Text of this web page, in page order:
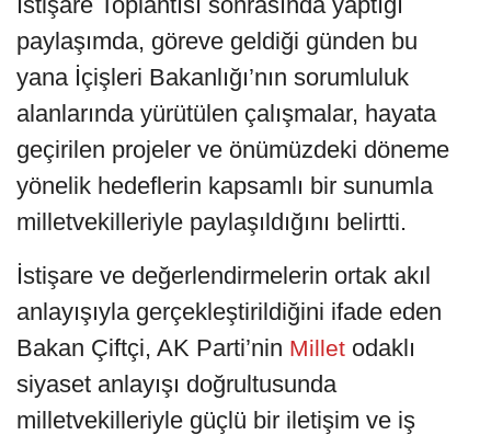
paylaşımda, göreve geldiği günden bu
yana İçişleri Bakanlığı’nın sorumluluk
alanlarında yürütülen çalışmalar, hayata
geçirilen projeler ve önümüzdeki döneme
yönelik hedeflerin kapsamlı bir sunumla
milletvekilleriyle paylaşıldığını belirtti.
İstişare ve değerlendirmelerin ortak akıl
anlayışıyla gerçekleştirildiğini ifade eden
Bakan Çiftçi, AK Parti’nin Millet odaklı
siyaset anlayışı doğrultusunda
milletvekilleriyle güçlü bir iletişim ve iş